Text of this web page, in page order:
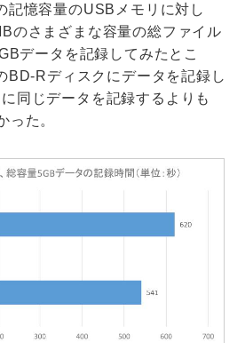
記憶容量のUSBメモリに対し
のさまざまな容量の総ファイル
データを記録してみたとこ
BD-Rディスクにデータを記録し
同じデータを記録するよりも
った。